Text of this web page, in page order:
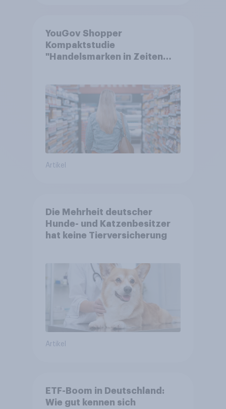
YouGov Shopper
Kompaktstudie
"Handelsmarken in Zeiten
Artikel
Die Mehrheit deutscher
Hunde- und Katzenbesitzer
hat keine Tierversicherung
Artikel
ETF-Boom in Deutschland:
Wie gut kennen sich